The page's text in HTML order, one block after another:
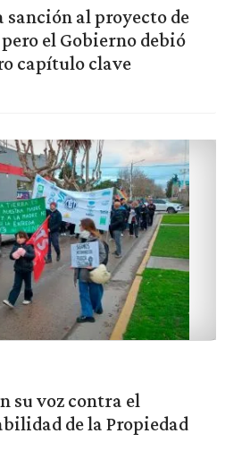
sanción al proyecto de
el Gobierno debió
capítulo clave
su voz contra el
de la Propiedad